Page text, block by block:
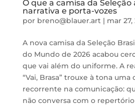
O que a camisa da
narrativa e porta-vozes
por breno@blauer.art| mar 27,
A nova camisa da Seleção
do Mundo de 2026 acabou
que vai além do uniforme. A
“Vai, Brasa” trouxe à tona uma
recorrente na comunicação:
não conversa com o repertório